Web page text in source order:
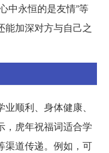
中永恒的是友情”等
能加深对方与自己之
顺利、身体健康、
，虎年祝福词适合学
渠道传递。例如，可